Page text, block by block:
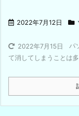
2022年7月12日
2022年7月15日
パ
て消してしまうことは